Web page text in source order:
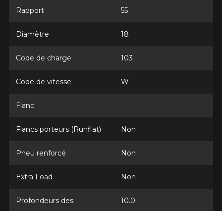
Rapport 55
Diamètre 18
Code de charge 103
Code de vitesse W
Flanc
Flancs porteurs (Runflat) Non
Pneu renforcé Non
Extra Load Non
Profondeurs des
10.0
Style de conduite